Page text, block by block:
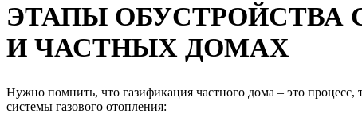
ЭТАПЫ ОБУСТРОЙСТВА
И ЧАСТНЫХ ДОМАХ
Нужно помнить, что газификация частного дома – это
системы газового отопления: